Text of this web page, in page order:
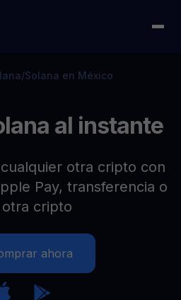
/Solana en México
al instante
otra cripto con
Pay, transferencia o
cripto
ahora